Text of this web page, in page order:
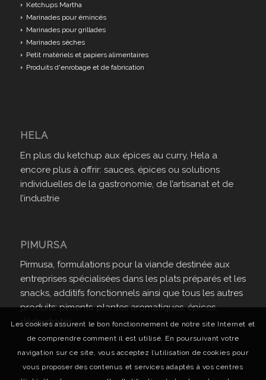
Ketchups Martha
Marinades pour émincés
Marinades pour grillades
Marinades sèches
Petit matériels et papiers alimentaires
Produits d'enrobage et de fabrication
HELA
En plus du ketchup aux épices au curry, Hela a
encore plus à offrir: sauces, épices ou solutions
individuelles de la gastronomie, de l’artisanat et de
l’industrie
PIMURSA
Pirmusa, formulations pour la viande destinée aux
entreprises spécialisées dans les plats préparés et les
snacks, additifs fonctionnels ainsi que tous les autres
produits: piments, plantes aromatiques, épices,
déshydratés.
Les cookies assurent le bon fonctionnement de notre site Internet et
de comprendre comment il est utilisé. En poursuivant votre
navigation sur ce site, vous acceptez l’utilisation de cookies pour
vous proposer des contenus et services adaptés à vos centres